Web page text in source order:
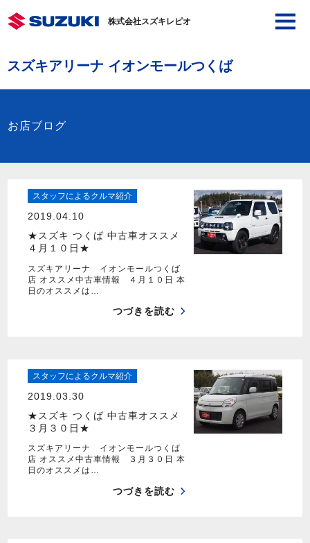
株式会社スズキレピオ
スズキアリーナ イオンモールつくば
お店ブログ
スタッフによるクルマ紹介
2019.04.10
★スズキ つくば 中古車オススメ
４月１０日★
スズキアリーナ イオンモールつくば
店 オススメ中古車情報 ４月１０日 本
日のオススメは…
つづきを読む
スタッフによるクルマ紹介
2019.03.30
★スズキ つくば 中古車オススメ
３月３０日★
スズキアリーナ イオンモールつくば
店 オススメ中古車情報 ３月３０日 本
日のオススメは…
つづきを読む